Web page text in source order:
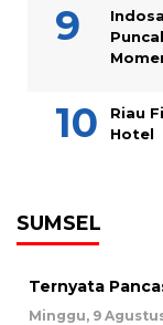
Riau
Hotel
SUMSEL
Ternyata
Minggu, 9